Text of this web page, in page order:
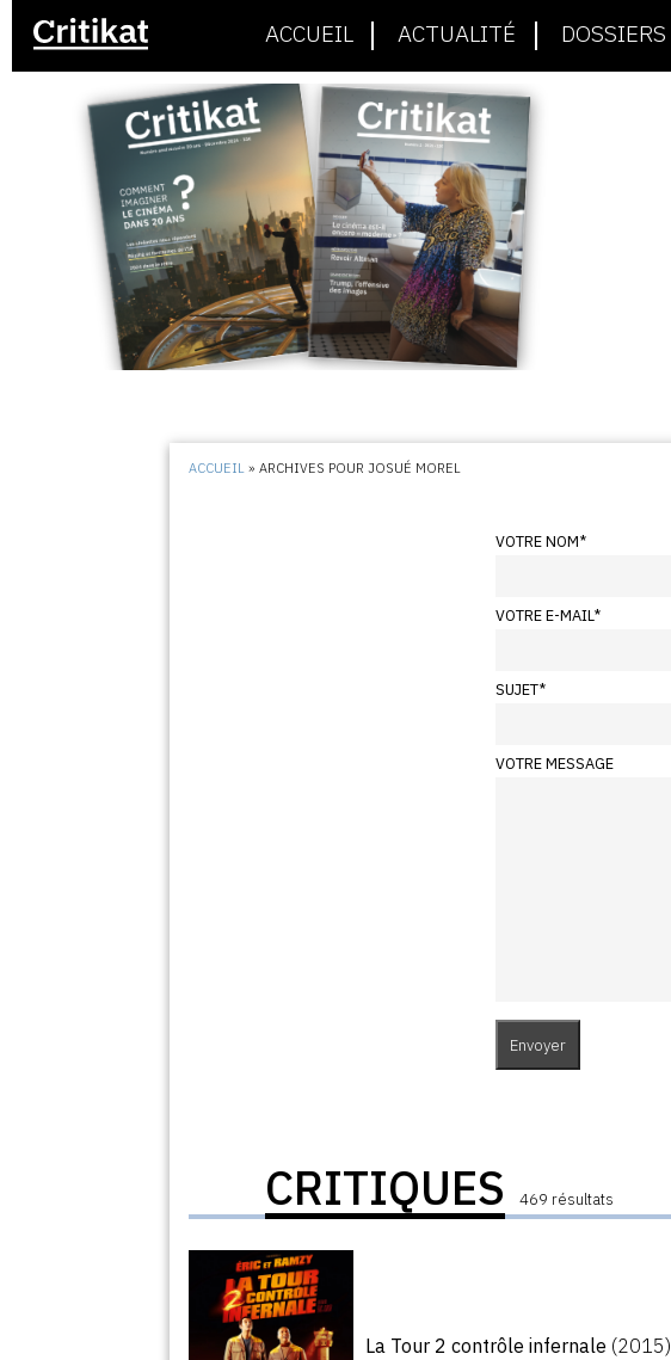
ACCUEIL ACTUALITÉ DOSSIERS
ACCUEIL »ARCHIVES POUR JOSUÉ MOREL
VOTRE NOM*
VOTRE E-MAIL*
SUJET*
VOTRE MESSAGE
CRITIQUES 469 résultats
La Tour 2 contrôle infernale (2015)